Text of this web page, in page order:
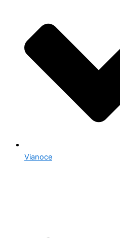
Vianoce